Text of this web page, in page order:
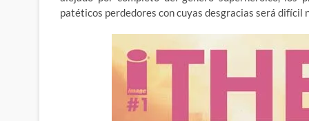
patéticos perdedores con cuyas desgracias será difícil